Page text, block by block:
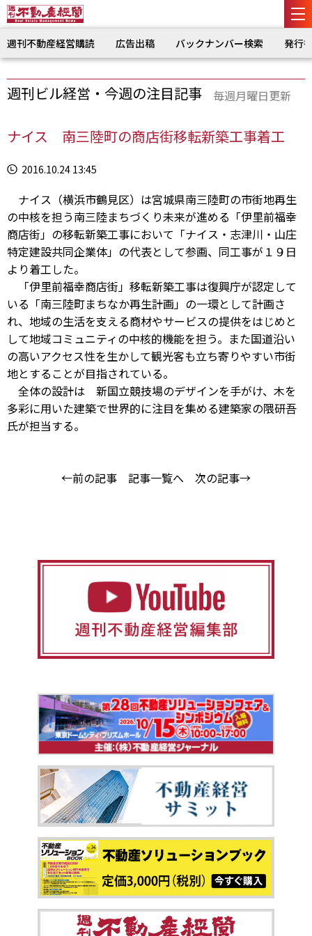
週刊不動産経営購読 広告出稿 バックナンバー検索 発行
週刊ビル経営・今週の注目記事 毎週月曜日更新
ナイス 南三陸町の商店街移転新築工事着工
2016.10.24 13:45
ナイス（横浜市鶴見区）は宮城県南三陸町の市街地再生
の中核を担う南三陸まちづくり未来が進める「伊里前福幸
商店街」の移転新築工事において「ナイス・志津川・山庄
特定建設共同企業体」の代表として参画、同工事が１９日
より着工した。
「伊里前福幸商店街」移転新築工事は復興庁が認定して
いる「南三陸町まちなか再生計画」の一環として計画さ
れ、地域の生活を支える商材やサービスの提供をはじめと
して地域コミュニティの中核的機能を担う。また国道沿い
の高いアクセス性を生かして観光客も立ち寄りやすい市街
地とすることが目指されている。
全体の設計は 新国立競技場のデザインを手がけ、木を
多彩に用いた建築で世界的に注目を集める建築家の隈研吾
氏が担当する。
←前の記事 記事一覧へ 次の記事→